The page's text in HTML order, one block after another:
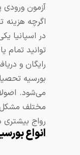
آزمون ورودی
اگرچه هزینه
در اسپانیا
‌توانید تمام
رایگان و
بورسیه
می‌شود.
مختلف مشکل
رواج بیشتری
انواع